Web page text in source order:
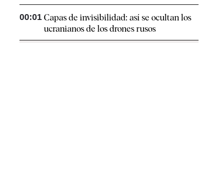
00:01 Capas de invisibilidad: así se ocultan los
ucranianos de los drones rusos